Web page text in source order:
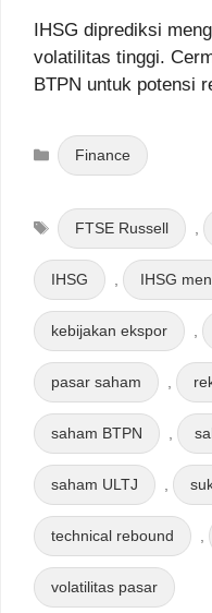
IHSG diprediksi
volatilitas tinggi.
BTPN untuk potensi
Categories
Finance
Tags
FTSE Russell ,
IHSG , IHSG
kebijakan ekspor ,
pasar saham ,
saham BTPN ,
saham ULTJ ,
technical rebound ,
volatilitas pasar